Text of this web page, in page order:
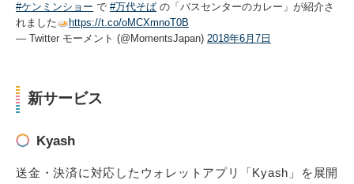
#ケンミンショー で #万代そば の「バスセンターのカレー」が紹介さ
れました
https://t.co/oMCXmnoT0B
— Twitter モーメント (@MomentsJapan) 2018年6月7日
新サービス
Kyash
送金・決済に対応したウォレットアプリ「Kyash」を展開